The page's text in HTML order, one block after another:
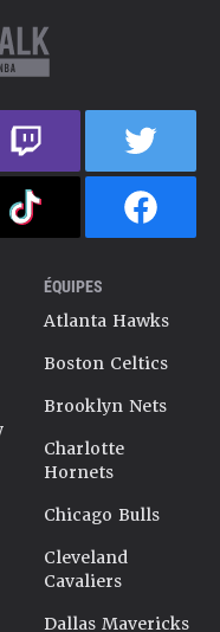
ÉQUIPES
Atlanta Hawks
Boston Celtics
Brooklyn Nets
Charlotte
Hornets
Chicago Bulls
Cleveland
Cavaliers
Dallas Mavericks